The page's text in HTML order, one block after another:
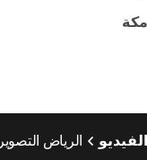
الرياض